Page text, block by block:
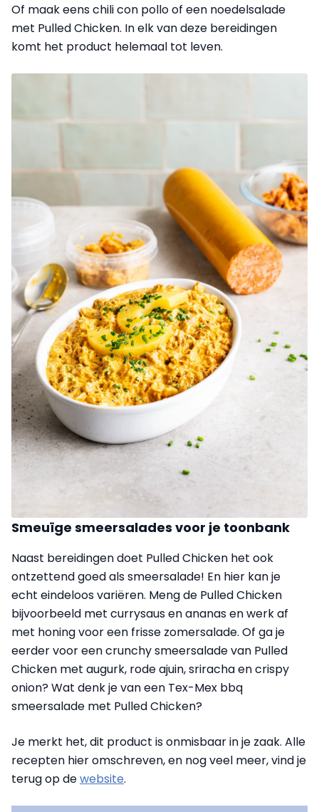
Of maak eens chili con pollo of een noedelsalade
met Pulled Chicken. In elk van deze bereidingen
komt het product helemaal tot leven.
Smeuïge smeersalades voor je toonbank
Naast bereidingen doet Pulled Chicken het ook
ontzettend goed als smeersalade! En hier kan je
echt eindeloos variëren. Meng de Pulled Chicken
bijvoorbeeld met currysaus en ananas en werk af
met honing voor een frisse zomersalade. Of ga je
eerder voor een crunchy smeersalade van Pulled
Chicken met augurk, rode ajuin, sriracha en crispy
onion? Wat denk je van een Tex-Mex bbq
smeersalade met Pulled Chicken?
Je merkt het, dit product is onmisbaar in je zaak. Alle
recepten hier omschreven, en nog veel meer, vind je
terug op dewebsite.